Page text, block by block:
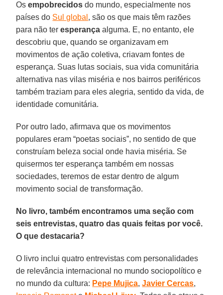
Osempobrecidos do mundo, especialmente nos
países do Sul global , são os que mais têm razões
para não teresperança alguma. E, no entanto, ele
descobriu que, quando se organizavam em
movimentos de ação coletiva, criavam fontes de
esperança. Suas lutas sociais, sua vida comunitária
alternativa nas vilas miséria e nos bairros periféricos
também traziam para eles alegria, sentido da vida, de
identidade comunitária.
Por outro lado, afirmava que os movimentos
populares eram “poetas sociais”, no sentido de que
construíam beleza social onde havia miséria. Se
quisermos ter esperança também em nossas
sociedades, teremos de estar dentro de algum
movimento social de transformação.
No livro, também encontramos uma seção com
seis entrevistas, quatro das quais feitas por você.
O que destacaria?
O livro inclui quatro entrevistas com personalidades
de relevância internacional no mundo sociopolítico e
no mundo da cultura: Pepe Mujica,Javier Cercas,